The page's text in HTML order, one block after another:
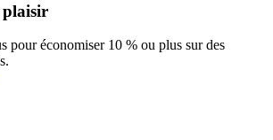
plaisir
pour économiser 10 % ou plus sur des